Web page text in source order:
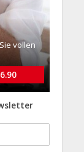
vollen